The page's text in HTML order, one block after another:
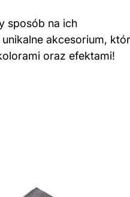
sposób na ich
akcesorium,
oraz efektami!